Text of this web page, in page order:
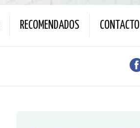
RECOMENDADOS CONTACTO